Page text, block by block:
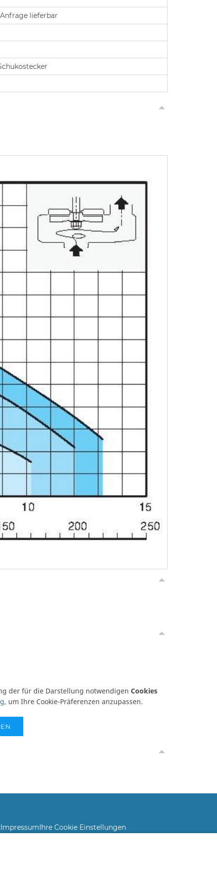
lieferbar
der für die Darstellung notwendigen Cookies
, um Ihre Cookie-Präferenzen anzupassen.
ImpressumIhre Cookie Einstellungen
Unsere Abbildungen können von der Originalware abweichen!